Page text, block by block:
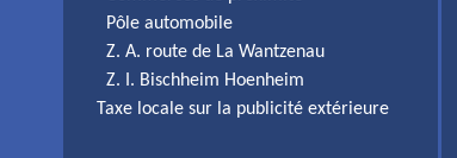
Pôle automobile
Z. A. route de La Wantzenau
Z. I. Bischheim Hoenheim
Taxe locale sur la publicité extérieure